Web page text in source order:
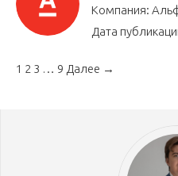
Компания:
Дата
1 2 3 … 9 Далее →